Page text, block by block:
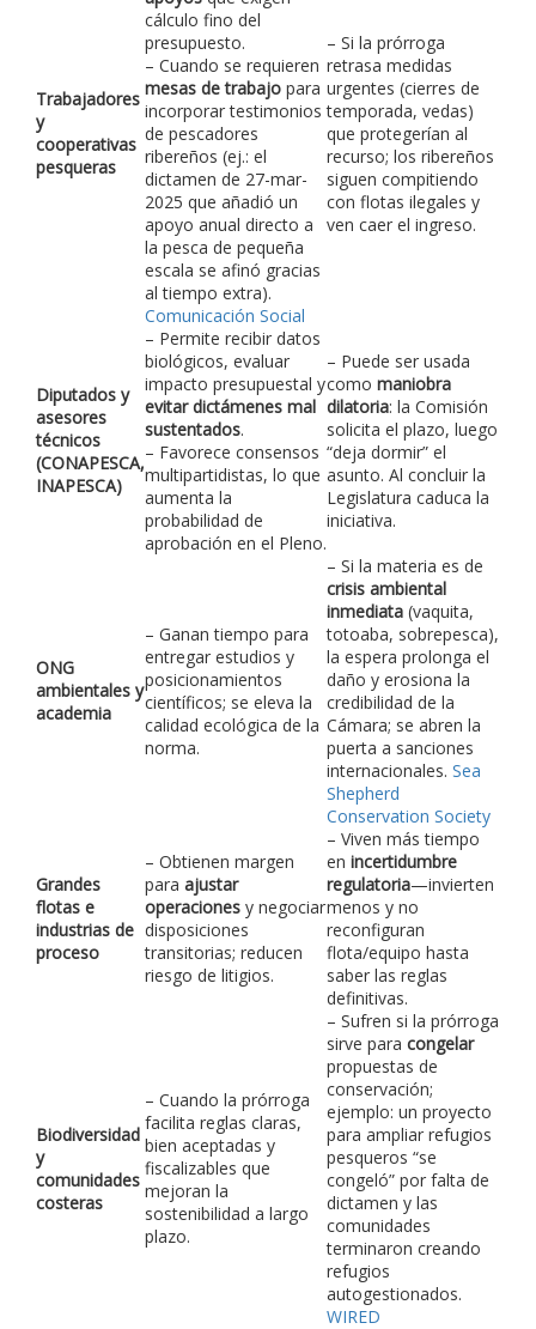
Trabajadores
y
cooperativas
pesqueras
cálculo fino del
presupuesto.
– Cuando se requieren
mesas de trabajo para
incorporar testimonios
de pescadores
ribereños (ej.: el
dictamen de 27-mar-
2025 que añadió un
apoyo anual directo a
la pesca de pequeña
escala se afinó gracias
al tiempo extra).
Comunicación Social
– Si la prórroga
retrasa medidas
urgentes (cierres de
temporada, vedas)
que protegerían al
recurso; los ribereños
siguen compitiendo
con flotas ilegales y
ven caer el ingreso.
Diputados y
asesores
técnicos
(CONAPESCA,
INAPESCA)
– Permite recibir datos
biológicos, evaluar
impacto presupuestal y
evitar dictámenes mal
sustentados.
– Favorece consensos
multipartidistas, lo que
aumenta la
probabilidad de
aprobación en el Pleno.
– Puede ser usada
como maniobra
dilatoria: la Comisión
solicita el plazo, luego
“deja dormir” el
asunto. Al concluir la
Legislatura caduca la
iniciativa.
ONG
ambientales y
academia
– Ganan tiempo para
entregar estudios y
posicionamientos
científicos; se eleva la
calidad ecológica de la
norma.
– Si la materia es de
crisis ambiental
inmediata (vaquita,
totoaba, sobrepesca),
la espera prolonga el
daño y erosiona la
credibilidad de la
Cámara; se abren la
puerta a sanciones
internacionales. Sea
Shepherd
Conservation Society
Grandes
flotas e
industrias de
proceso
– Obtienen margen
para ajustar
operaciones y negociar
disposiciones
transitorias; reducen
riesgo de litigios.
– Viven más tiempo
en incertidumbre
regulatoria—invierten
menos y no
reconfiguran
flota/equipo hasta
saber las reglas
definitivas.
Biodiversidad
y
comunidades
costeras
– Cuando la prórroga
facilita reglas claras,
bien aceptadas y
fiscalizables que
mejoran la
sostenibilidad a largo
plazo.
– Sufren si la prórroga
sirve para congelar
propuestas de
conservación;
ejemplo: un proyecto
para ampliar refugios
pesqueros “se
congeló” por falta de
dictamen y las
comunidades
terminaron creando
refugios
autogestionados.
WIRED